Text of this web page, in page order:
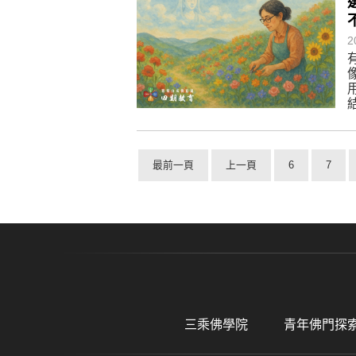
最前一頁 上一頁 6 7
三乘佛學院 青年佛門探